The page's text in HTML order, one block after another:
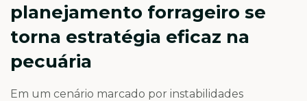
planejamento forrageiro se
torna estratégia eficaz na
pecuária
Em um cenário marcado por instabilidades